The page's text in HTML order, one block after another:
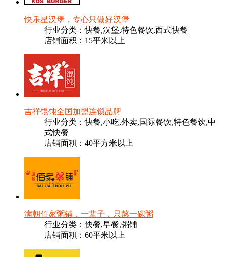
快乐星汉堡，专心只做好汉堡
行业分类：快餐,汉堡,特色餐饮,西式快餐
店铺面积：15平米以上
吉祥馄饨全国加盟连锁品牌
行业分类：快餐,小吃,外卖,国际餐饮,特色餐饮,中
式快餐
店铺面积：40平方米以上
满朝佰家粥铺，一辈子，只熬一碗粥
行业分类：快餐,早餐,粥铺
店铺面积：60平米以上